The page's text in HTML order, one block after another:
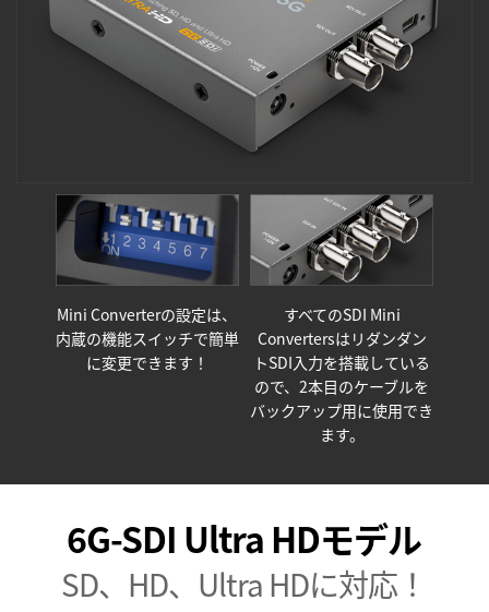
Mini Converterの設定は、
内蔵の機能スイッチで簡単
に変更できます！
すべてのSDI Mini
Convertersはリダンダン
トSDI入力を搭載している
ので、2本目のケーブルを
バックアップ用に使用でき
ます。
6G-SDI Ultra HDモデル
SD、HD、Ultra HDに対応！